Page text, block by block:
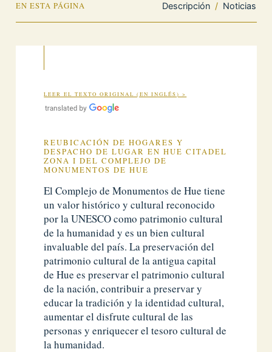
EN ESTA PÁGINA Descripción / Noticias
LEER EL TEXTO ORIGINAL (EN INGLÉS) >
REUBICACIÓN DE HOGARES Y
DESPACHO DE LUGAR EN HUE CITADEL
ZONA I DEL COMPLEJO DE
MONUMENTOS DE HUE
El Complejo de Monumentos de Hue tiene
un valor histórico y cultural reconocido
por la UNESCO como patrimonio cultural
de la humanidad y es un bien cultural
invaluable del país. La preservación del
patrimonio cultural de la antigua capital
de Hue es preservar el patrimonio cultural
de la nación, contribuir a preservar y
educar la tradición y la identidad cultural,
aumentar el disfrute cultural de las
personas y enriquecer el tesoro cultural de
la humanidad.